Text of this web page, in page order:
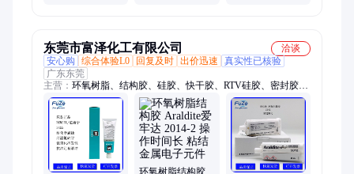
东莞市富泽化工有限公司
洽谈
安心购
综合体验L0 回复及时 出价迅速
真实性已核验
广东东莞
主营： 环氧树脂、结构胶、硅胶、快干胶、RTV硅胶、密封胶、
封装胶、灌封胶、导电胶、导热胶、导热硅脂、UV胶、厌氧
胶、MS胶、AB胶、聚氨酯胶、瞬干胶、溶剂胶、胶粘剂、敷形
涂料、环氧结构胶、胶水、润滑油、螺纹锁固胶、固化胶
环氧树脂结构胶